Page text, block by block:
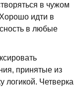
в чужом
идти в
в любые
принятые из
логикой. Четверка